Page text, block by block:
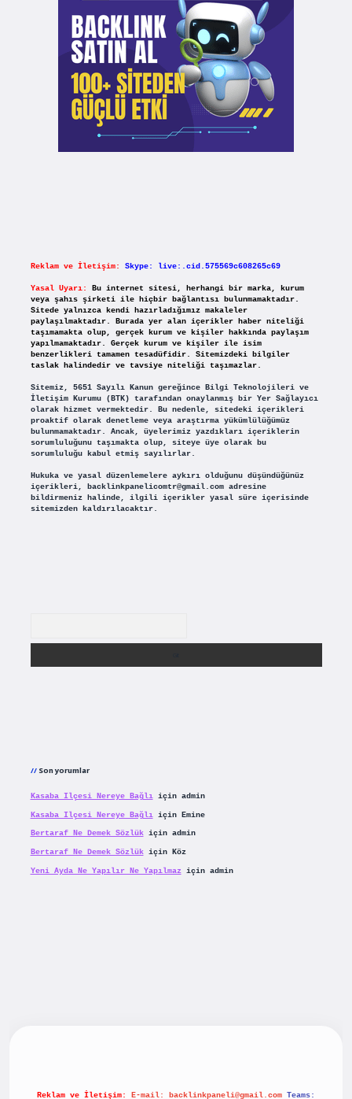
Reklam ve İletişim: Skype: live:.cid.575569c608265c69
Yasal Uyarı:
Bu internet sitesi, herhangi bir marka, kurum
veya şahıs şirketi ile hiçbir bağlantısı bulunmamaktadır.
Sitede yalnızca kendi hazırladığımız makaleler
paylaşılmaktadır. Burada yer alan içerikler haber niteliği
taşımamakta olup, gerçek kurum ve kişiler hakkında paylaşım
yapılmamaktadır. Gerçek kurum ve kişiler ile isim
benzerlikleri tamamen tesadüfidir. Sitemizdeki bilgiler
taslak halindedir ve tavsiye niteliği taşımazlar.
Sitemiz, 5651 Sayılı Kanun gereğince Bilgi Teknolojileri ve
İletişim Kurumu (BTK) tarafından onaylanmış bir Yer Sağlayıcı
olarak hizmet vermektedir. Bu nedenle, sitedeki içerikleri
proaktif olarak denetleme veya araştırma yükümlülüğümüz
bulunmamaktadır. Ancak, üyelerimiz yazdıkları içeriklerin
sorumluluğunu taşımakta olup, siteye üye olarak bu
sorumluluğu kabul etmiş sayılırlar.
Hukuka ve yasal düzenlemelere aykırı olduğunu düşündüğünüz
içerikleri, backlinkpanelicomtr@gmail.comadresine
bildirmeniz halinde, ilgili içerikler yasal süre içerisinde
sitemizden kaldırılacaktır.
Son yorumlar
Kasaba Ilçesi Nereye Bağlıiçin admin
Kasaba Ilçesi Nereye Bağlıiçin Emine
Bertaraf Ne Demek Sözlükiçin admin
Bertaraf Ne Demek Sözlükiçin Köz
Yeni Ayda Ne Yapılır Ne Yapılmaziçin admin
Reklam ve İletişim: E-mail: backlinkpaneli@gmail.com Teams: